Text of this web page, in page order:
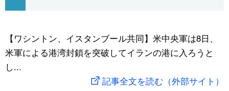
文化
動画/Live
スポーツ・東京2020
【ワシントン、イスタンブール共同】米中央軍は8日、
米軍による港湾封鎖を突破してイランの港に入ろうと
し...
記事全文を読む（外部サイト）